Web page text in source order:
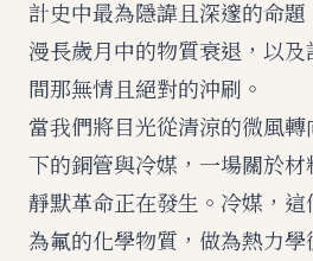
計史中最為隱諱且深邃的命
漫長歲月中的物質衰退，以
間那無情且絕對的沖刷。
當我們將目光從清涼的微風
下的銅管與冷媒，一場關於
靜默革命正在發生。冷媒，
為氟的化學物質，做為熱力